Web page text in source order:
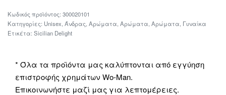
300020101
Κατηγορίες: Unisex Άνδρας Αρώματα Αρώματα Αρώματα Γυναίκα
Ετικέτα: Sicilian Delight
* Όλα τα προϊόντα μας καλύπτονται από εγγύηση
επιστροφής χρημάτων Wo-Man.
Επικοινωνήστε μαζί μας για λεπτομέρειες.